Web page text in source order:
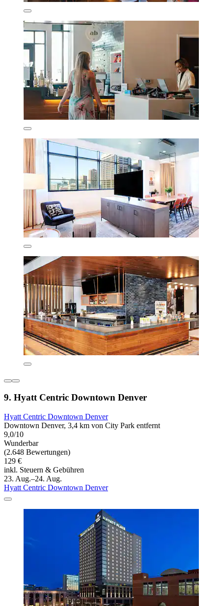
9. Hyatt Centric Downtown Denver
Hyatt Centric Downtown Denver
Downtown Denver, 3,4 km von City Park entfernt
9,0/10
Wunderbar
(2.648 Bewertungen)
129 €
inkl. Steuern & Gebühren
23. Aug.–24. Aug.
Hyatt Centric Downtown Denver